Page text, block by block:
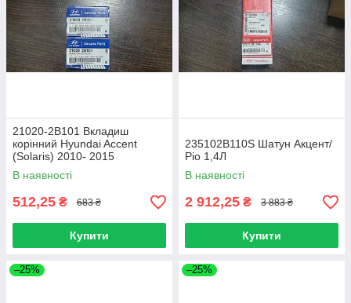
21020-2B101 Вкладиш
корінний Hyundai Accent
(Solaris) 2010- 2015
В наявності
512,25 ₴ 683 ₴
Купити
235102B110S Шатун Акцент/
Ріо 1,4Л
В наявності
2 912,25 ₴ 3 883 ₴
Купити
–25% –25%